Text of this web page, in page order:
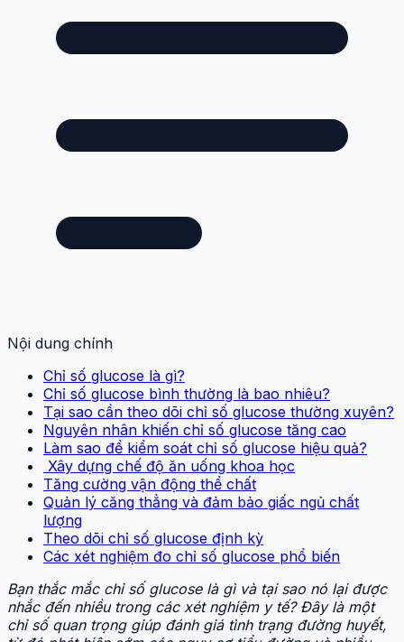
Nội dung chính
Chỉ số glucose là gì?
Chỉ số glucose bình thường là bao nhiêu?
Tại sao cần theo dõi chỉ số glucose thường xuyên?
Nguyên nhân khiến chỉ số glucose tăng cao
Làm sao để kiểm soát chỉ số glucose hiệu quả?
Xây dựng chế độ ăn uống khoa học
Tăng cường vận động thể chất
Quản lý căng thẳng và đảm bảo giấc ngủ chất
lượng
Theo dõi chỉ số glucose định kỳ
Các xét nghiệm đo chỉ số glucose phổ biến
Bạn thắc mắc chỉ số glucose là gì và tại sao nó lại được
nhắc đến nhiều trong các xét nghiệm y tế? Đây là một
chỉ số quan trọng giúp đánh giá tình trạng đường huyết,